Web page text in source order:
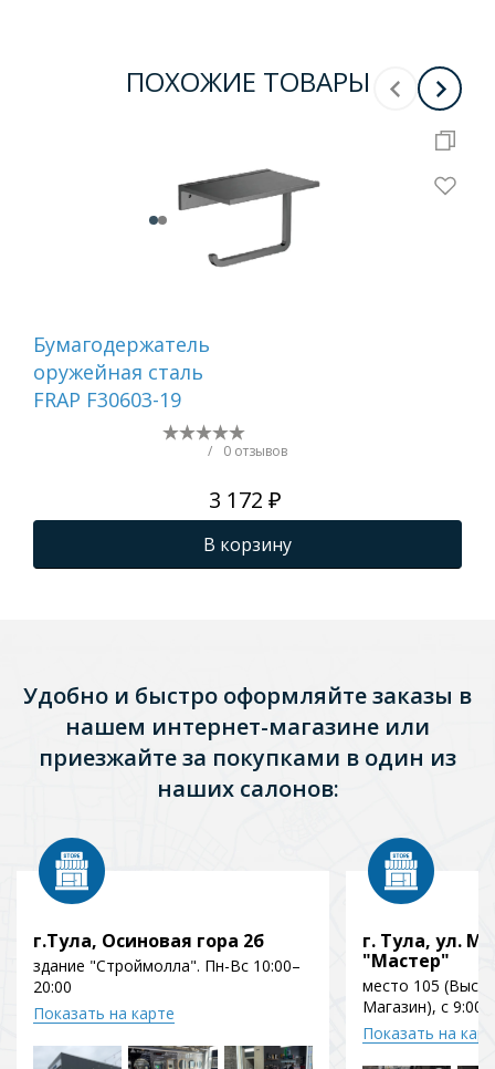
ПОХОЖИЕ ТОВАРЫ
Бумагодержатель
оружейная сталь
FRAP F30603-19
/ 0 отзывов
3 172 ₽
В корзину
Удобно и быстро оформляйте заказы в
нашем интернет-магазине или
приезжайте за покупками в один из
наших салонов:
г.Тула, Осиновая гора 2б
здание "Строймолла". Пн-Вс 10:00–
20:00
Показать на карте
г. Тула, ул.
"Мастер"
место 105
Магазин), с 9:00
Показать на